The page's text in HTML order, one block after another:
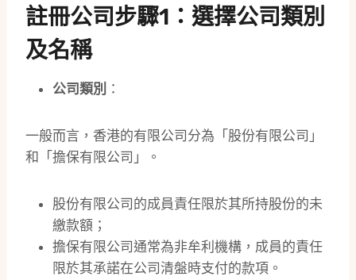
註冊公司步驟1：選擇公司類別
及名稱
公司類別 ：
一般而言，香港的有限公司分為「股份有限公司」
和「擔保有限公司」。
股份有限公司的成員責任限於其所持股份的未
繳款額；
擔保有限公司通常為非牟利機構，成員的責任
限於其承諾在公司清盤時支付的款項。